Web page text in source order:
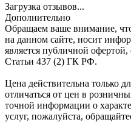
Загрузка отзывов...
Дополнительно
Обращаем ваше внимание,
на данном сайте, носит
является публичной
Статьи 437 (2) ГК РФ.
Цена действительна только
отличаться от цен в
точной информации о
услуг, пожалуйста,